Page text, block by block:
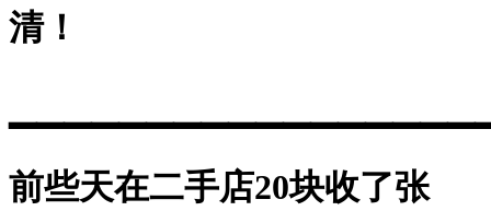
清！
前些天在二手店20块收了张